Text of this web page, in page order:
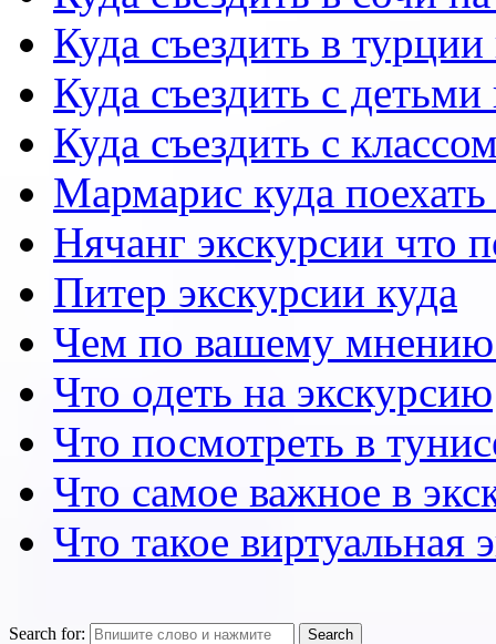
Куда съездить в
Куда съездить с
Куда съездить с
Мармарис куда
Нячанг экскурсии что
Питер экскурсии куда
Чем по вашему мнению
Что одеть на экскурсию
Что посмотреть в
Что самое важное в
Что такое виртуальная
Search for: